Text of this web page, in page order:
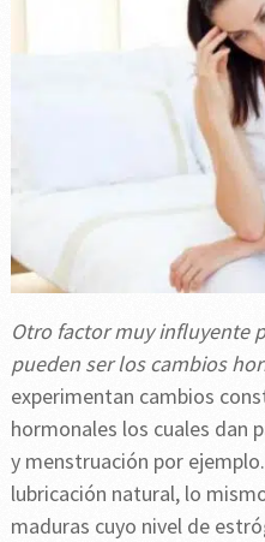
Otro factor muy influyente
pueden ser los cambios
experimentan cambios
hormonales los cuales dan
y menstruación por
lubricación natural, lo
maduras cuyo nivel de